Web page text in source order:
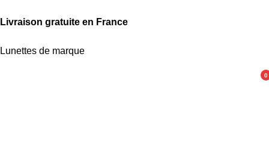
Livraison gratuite en France
Lunettes de marque
0